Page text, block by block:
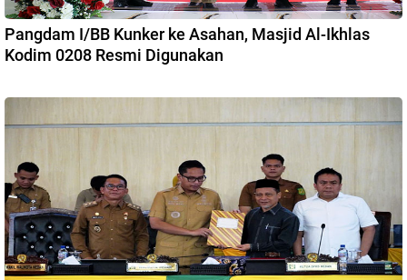
Pangdam I/BB Kunker ke Asahan, Masjid Al-Ikhlas
Kodim 0208 Resmi Digunakan